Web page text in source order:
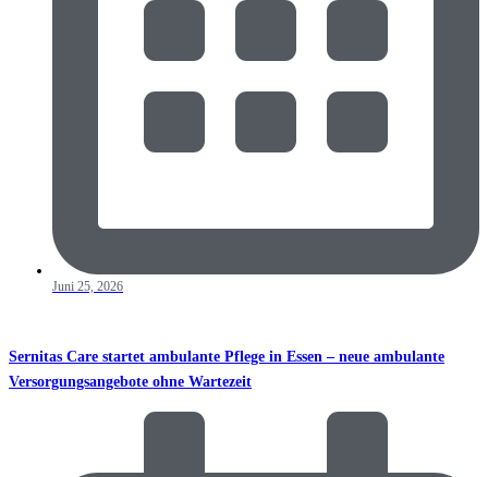
Juni 25, 2026
Sernitas Care startet ambulante Pflege in Essen – neue ambulante
Versorgungsangebote ohne Wartezeit